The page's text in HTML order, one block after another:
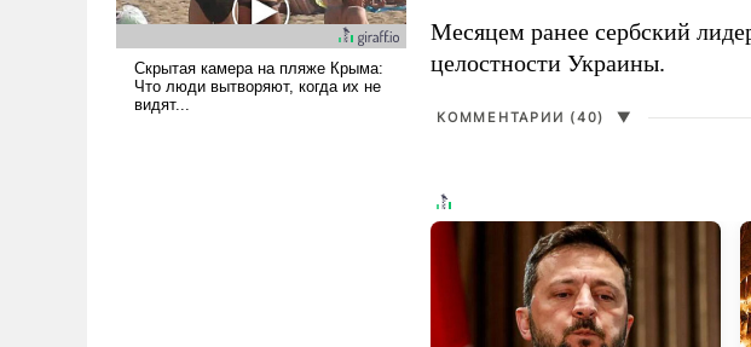
Месяцем ранее сербский
целостности Украины.
КОММЕНТАРИИ (40) ▼